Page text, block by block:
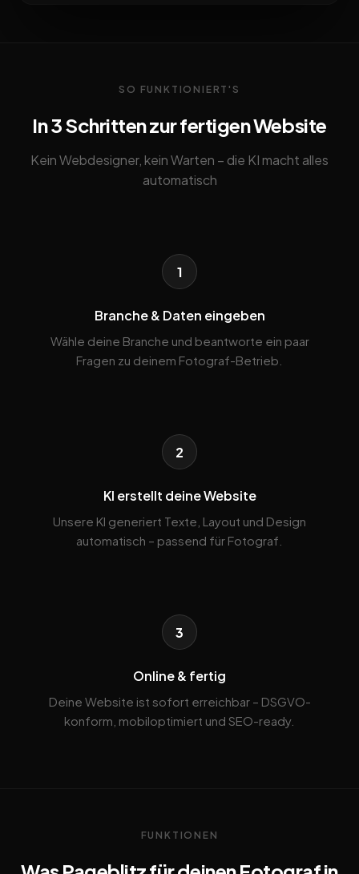
SO FUNKTIONIERT'S
In 3 Schritten zur fertigen Website
Kein Webdesigner, kein Warten – die KI macht alles
automatisch
1
Branche & Daten eingeben
Wähle deine Branche und beantworte ein paar
Fragen zu deinem Fotograf-Betrieb.
2
KI erstellt deine Website
Unsere KI generiert Texte, Layout und Design
automatisch – passend für Fotograf.
3
Online & fertig
Deine Website ist sofort erreichbar – DSGVO-
konform, mobiloptimiert und SEO-ready.
FUNKTIONEN